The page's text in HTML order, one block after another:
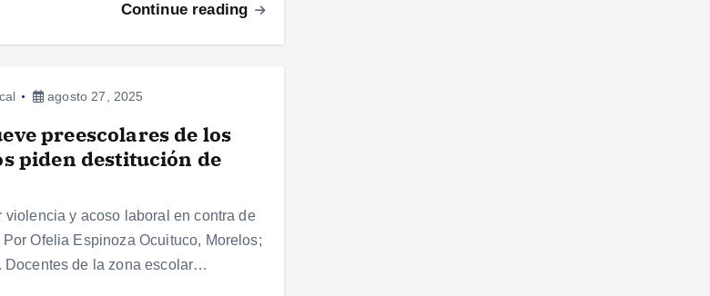
Continue reading
agosto 27, 2025
preescolares de los
piden destitución de
violencia y acoso laboral en contra de
Ofelia Espinoza Ocuituco, Morelos;
Docentes de la zona escolar…